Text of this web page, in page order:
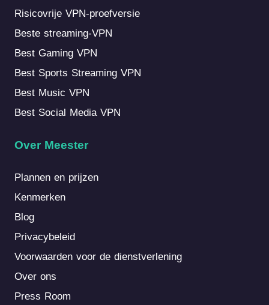
Risicovrije VPN-proefversie
Beste streaming-VPN
Best Gaming VPN
Best Sports Streaming VPN
Best Music VPN
Best Social Media VPN
Over Meester
Plannen en prijzen
Kenmerken
Blog
Privacybeleid
Voorwaarden voor de dienstverlening
Over ons
Press Room